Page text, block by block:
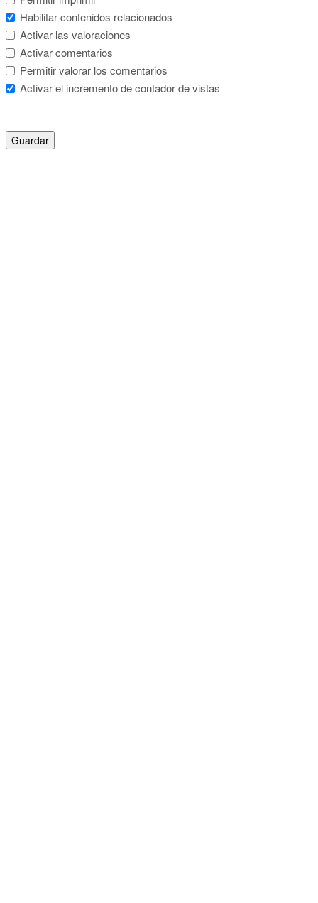
Habilitar contenidos relacionados
Activar las valoraciones
Activar comentarios
Permitir valorar los comentarios
Activar el incremento de contador de vistas
Guardar